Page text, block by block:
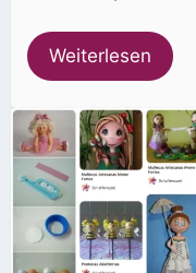
Weiterlesen